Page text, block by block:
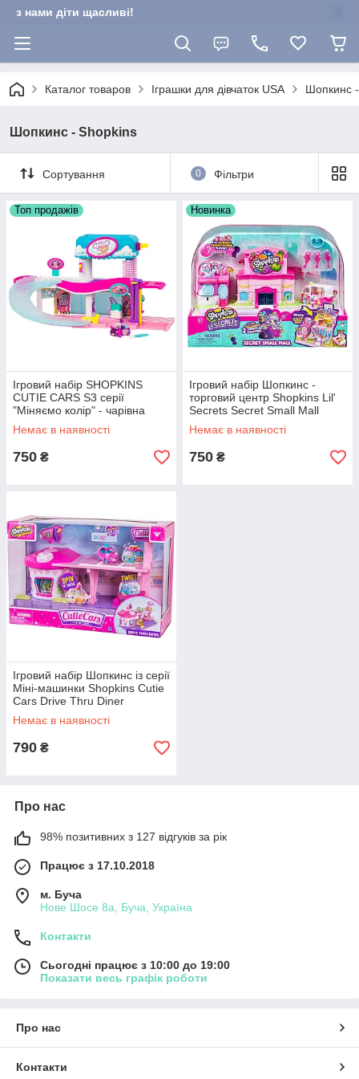
з нами діти щасливі!
Каталог товаров Іграшки для дівчаток USA Шопкинс
Шопкинс - Shopkins
Сортування 0 Фільтри
Топ продажів
Ігровий набір SHOPKINS
CUTIE CARS S3 серії
"Міняємо колір" - чарівна
автомийка 57102 Оригінал
Немає в наявності
750 ₴
Новинка
Ігровий набір Шопкинс -
торговий центр Shopkins Lil'
Secrets Secret Small Mall
(57482)
Немає в наявності
750 ₴
Ігровий набір Шопкинс із серії
Міні-машинки Shopkins Cutie
Cars Drive Thru Diner
Немає в наявності
790 ₴
Про нас
98% позитивних з 127 відгуків за рік
Працює з 17.10.2018
м. Буча
Нове Шосе 8а, Буча, Україна
Контакти
Сьогодні працює з 10:00 до 19:00
Показати весь графік роботи
Про нас
Контакти